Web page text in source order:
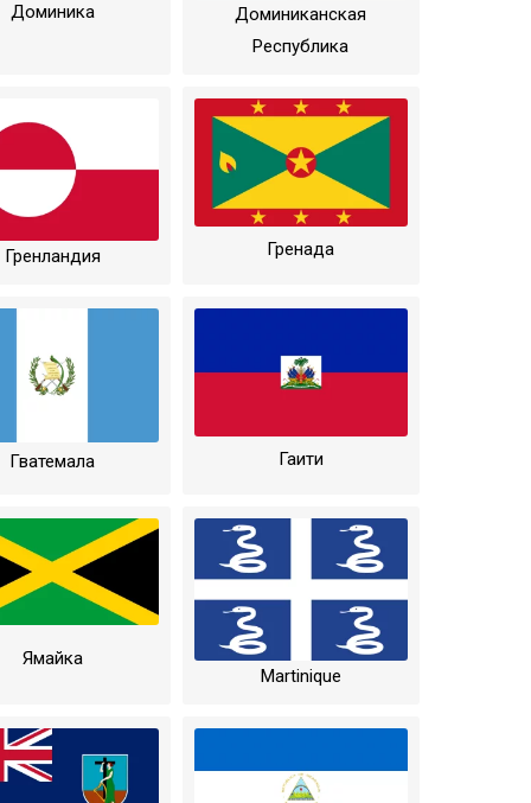
Доминика
Доминиканская
Республика
Гренландия Гренада
Гватемала Гаити
Ямайка
Martinique